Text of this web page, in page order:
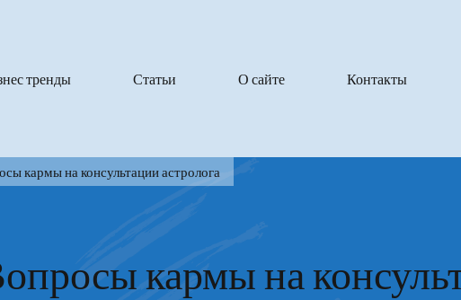
тренды Статьи О сайте Контакты
кармы на консультации астролога
кармы на